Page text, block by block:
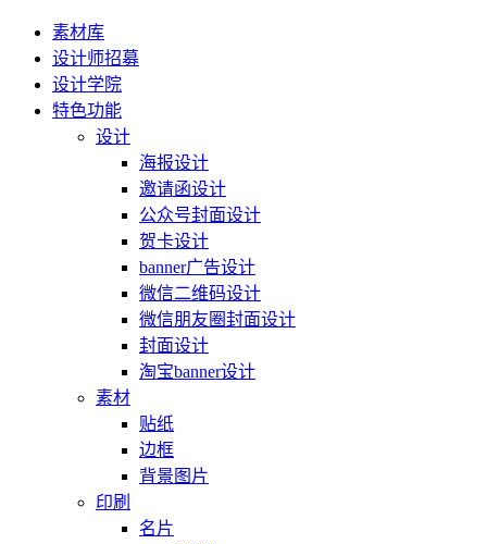
素材库
设计师招募
设计学院
特色功能
设计
海报设计
邀请函设计
公众号封面设计
贺卡设计
banner广告设计
微信二维码设计
微信朋友圈封面设计
封面设计
淘宝banner设计
素材
贴纸
边框
背景图片
印刷
名片